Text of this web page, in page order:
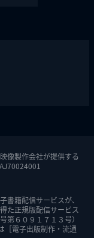
像製作会社が提供する
書籍配信サービスが、
た正規版配信サービス
第６０９１７１３号）
［電子出版制作・流通